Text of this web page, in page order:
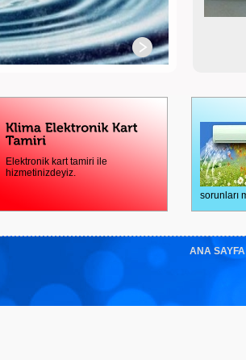
Elektronik kart tamiri ile
hizmetinizdeyiz.
sorunları
ANA SAYFA